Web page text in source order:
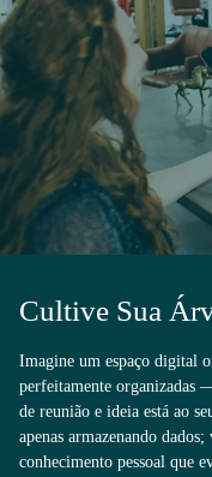
Cultive Sua
Imagine um espaço digital
perfeitamente organizadas
de reunião e ideia está ao
apenas armazenando
conhecimento pessoal que